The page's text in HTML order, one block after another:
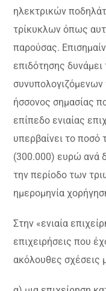
ηλεκτρικών
τρίκυκλων όπως
παρούσας.
επιδότησης
ήσσονος σημασίας
επίπεδο ενιαίας
υπερβαίνει το ποσό
(300.000) ευρώ ανά
την περίοδο των
ημερομηνία
Στην «ενιαία
επιχειρήσεις που
ακόλουθες σχέσεις